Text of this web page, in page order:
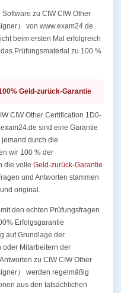
zu CIW CIW Other
） von www.exam24.de
beim ersten Mal erfolgreich
Prüfungsmaterial zu 100 %
Geld-zurück-Garantie
CIW Other Certification 1D0-
sind eine Garantie
durch die
wir 100 % der
die volle Geld-zurück-Garantie
und Antworten stammen
original.
den echten Prüfungsfragen
Erfolgsgarantie
auf Grundlage der
oder Mitarbeitern der
zu CIW CIW Other
） werden regelmäßig
aus den tatsächlichen